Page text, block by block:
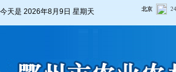
今天是 2026年8月9日 星期天